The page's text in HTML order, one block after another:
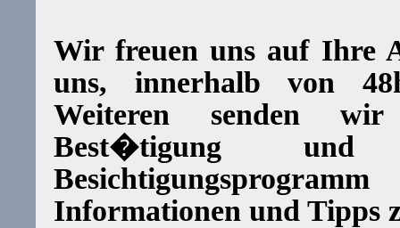
Wir freuen uns auf Ihre
uns, innerhalb von
Weiteren senden
Best�tigung
Informationen und Tipps